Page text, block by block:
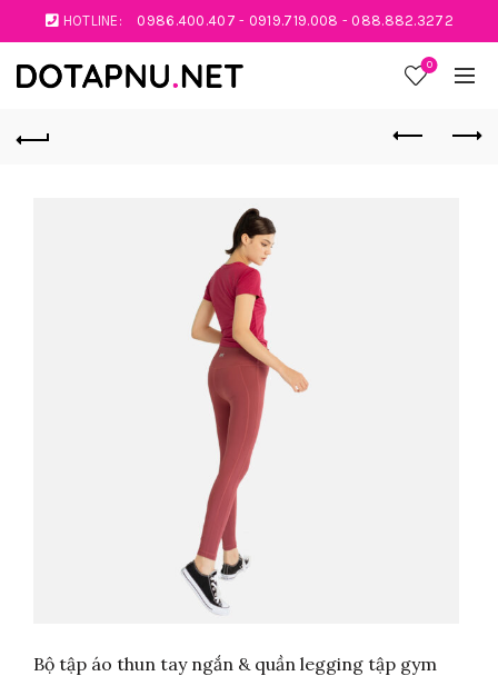
HOTLINE: 0986.400.407 - 0919.719.008 - 088.882.3272
0
Bộ tập áo thun tay ngắn & quần legging tập gym